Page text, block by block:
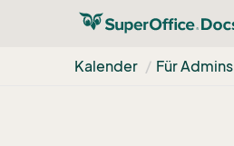
Kalender Für Admins
Einführung